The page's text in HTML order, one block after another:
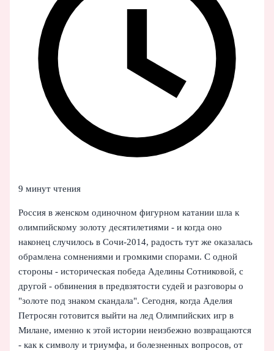
9 минут чтения
Россия в женском одиночном фигурном катании шла к
олимпийскому золоту десятилетиями - и когда оно
наконец случилось в Сочи-2014, радость тут же оказалась
обрамлена сомнениями и громкими спорами. С одной
стороны - историческая победа Аделины Сотниковой, с
другой - обвинения в предвзятости судей и разговоры о
"золоте под знаком скандала". Сегодня, когда Аделия
Петросян готовится выйти на лед Олимпийских игр в
Милане, именно к этой истории неизбежно возвращаются
- как к символу и триумфа, и болезненных вопросов, от